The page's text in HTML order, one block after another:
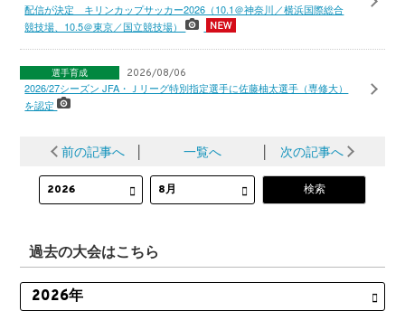
配信が決定 キリンカップサッカー2026（10.1＠神奈川／横浜国際総合
競技場、10.5＠東京／国立競技場）
選手育成 2026/08/06
2026/27シーズン JFA・Ｊリーグ特別指定選手に佐藤柚太選手（専修大）
を認定
前の記事へ │ 一覧へ │ 次の記事へ
過去の大会はこちら